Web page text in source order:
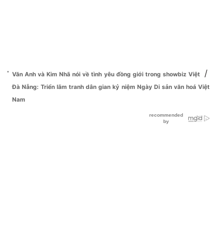
Văn Anh và Kim Nhã nói về tình yêu đồng giới trong showbiz Việt /
Đà Nẵng: Triển lãm tranh dân gian kỷ niệm Ngày Di sản văn hoá Việt
Nam